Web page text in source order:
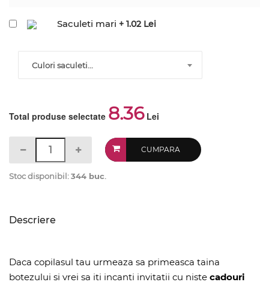
Saculeti mari + 1.02 Lei
Culori saculeti...
Total produse selectate 8.36Lei
CUMPARA
Stoc disponibil:344 buc.
Descriere
Daca copilasul tau urmeaza sa primeasca taina
botezului si vrei sa iti incanti invitatii cu niste cadouri